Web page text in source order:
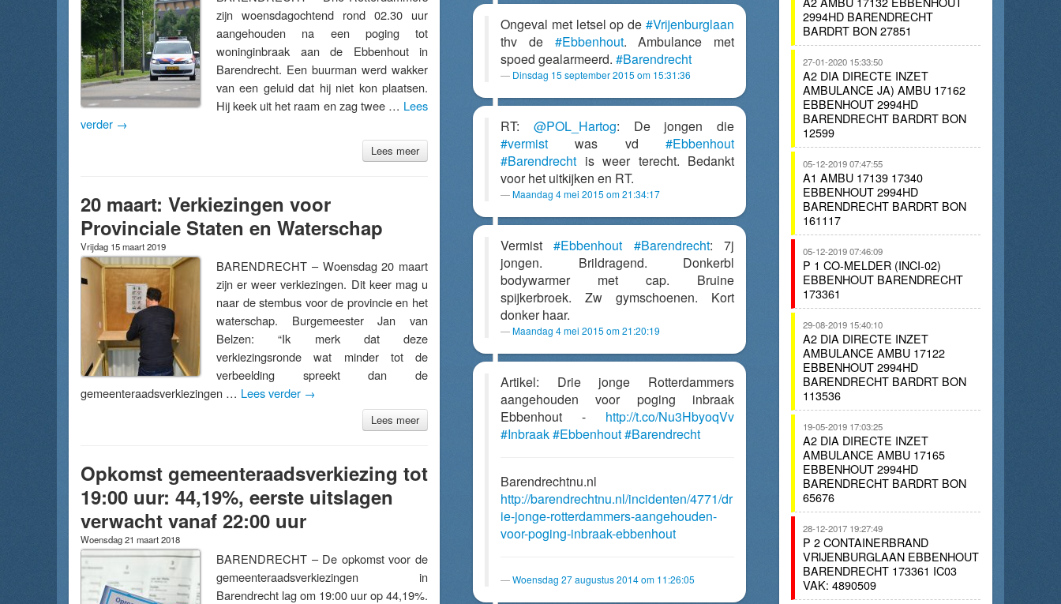
zijn woensdagochtend rond 02.30 uur
aangehouden na een poging tot
woninginbraak aan de Ebbenhout in
Barendrecht. Een buurman werd wakker
van een geluid dat hij niet kon plaatsen.
Hij keek uit het raam en zag twee … Lees
verder →
Lees meer
20 maart: Verkiezingen voor
Provinciale Staten en Waterschap
Vrijdag 15 maart 2019
BARENDRECHT – Woensdag 20 maart
zijn er weer verkiezingen. Dit keer mag u
naar de stembus voor de provincie en het
waterschap. Burgemeester Jan van
Belzen: “Ik merk dat deze
verkiezingsronde wat minder tot de
verbeelding spreekt dan de
gemeenteraadsverkiezingen … Lees verder →
Lees meer
Opkomst gemeenteraadsverkiezing tot
19:00 uur: 44,19%, eerste uitslagen
verwacht vanaf 22:00 uur
Woensdag 21 maart 2018
BARENDRECHT – De opkomst voor de
gemeenteraadsverkiezingen in
Barendrecht lag om 19:00 uur op 44,19%.
Ongeval met letsel op de #Vrijenburglaan
thv de #Ebbenhout. Ambulance met
spoed gealarmeerd. #Barendrecht
Dinsdag 15 september 2015 om 15:31:36
RT: @POL_Hartog: De jongen die
#vermist was vd #Ebbenhout
#Barendrecht is weer terecht. Bedankt
voor het uitkijken en RT.
Maandag 4 mei 2015 om 21:34:17
Vermist#Ebbenhout #Barendrecht: 7j
jongen. Brildragend. Donkerbl
bodywarmer met cap. Bruine
spijkerbroek. Zw gymschoenen. Kort
donker haar.
Maandag 4 mei 2015 om 21:20:19
Artikel: Drie jonge Rotterdammers
aangehouden voor poging inbraak
Ebbenhout - http://t.co/Nu3HbyoqVv
#Inbraak#Ebbenhout#Barendrecht
Barendrechtnu.nl
http://barendrechtnu.nl/incidenten/4771/dr
ie-jonge-rotterdammers-aangehouden-
voor-poging-inbraak-ebbenhout
Woensdag 27 augustus 2014 om 11:26:05
2994HD BARENDRECHT
BARDRT BON 27851
27-01-2020 15:33:50
A2 DIA DIRECTE INZET
AMBULANCE JA) AMBU 17162
EBBENHOUT 2994HD
BARENDRECHT BARDRT BON
12599
05-12-2019 07:47:55
A1 AMBU 17139 17340
EBBENHOUT 2994HD
BARENDRECHT BARDRT BON
161117
05-12-2019 07:46:09
P 1 CO-MELDER (INCI-02)
EBBENHOUT BARENDRECHT
173361
29-08-2019 15:40:10
A2 DIA DIRECTE INZET
AMBULANCE AMBU 17122
EBBENHOUT 2994HD
BARENDRECHT BARDRT BON
113536
19-05-2019 17:03:25
A2 DIA DIRECTE INZET
AMBULANCE AMBU 17165
EBBENHOUT 2994HD
BARENDRECHT BARDRT BON
65676
28-12-2017 19:27:49
P 2 CONTAINERBRAND
VRIJENBURGLAAN EBBENHOUT
BARENDRECHT 173361 IC03
VAK: 4890509